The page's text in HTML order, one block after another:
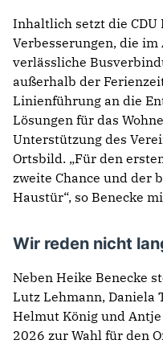
Inhaltlich setzt die
Verbesserungen, die
verlässliche
außerhalb der
Linienführung an die
Lösungen für das
Unterstützung des
Ortsbild. „Für den
zweite Chance und der
Haustür“, so Benecke
Wir reden nicht
Neben Heike Benecke
Lutz Lehmann, Daniela
Helmut König und
2026 zur Wahl für den